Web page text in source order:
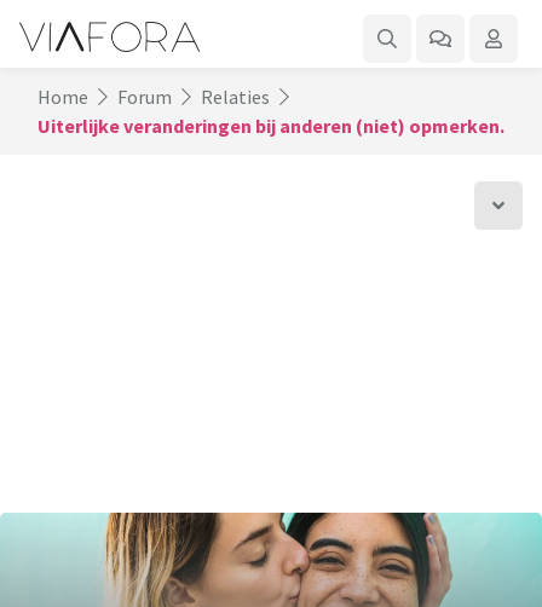
Home Forum
Relaties
Uiterlijke veranderingen bij anderen (niet) opmerken.